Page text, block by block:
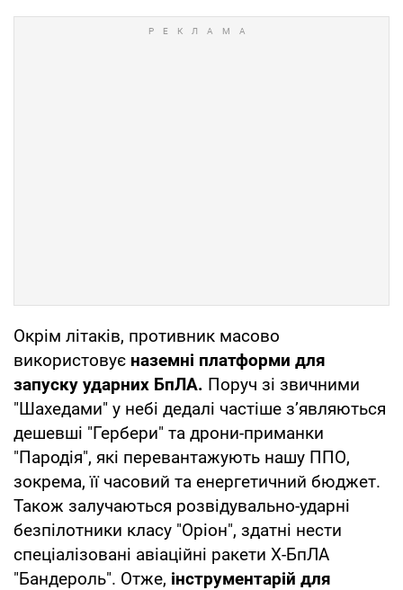
Окрім літаків, противник масово
використовує наземні платформи для
запуску ударних БпЛА. Поруч зі звичними
"Шахедами" у небі дедалі частіше з’являються
дешевші "Гербери" та дрони-приманки
"Пародія", які перевантажують нашу ППО,
зокрема, її часовий та енергетичний бюджет.
Також залучаються розвідувально-ударні
безпілотники класу "Оріон", здатні нести
спеціалізовані авіаційні ракети Х-БпЛА
"Бандероль". Отже, інструментарій для